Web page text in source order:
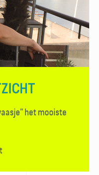
het mooiste